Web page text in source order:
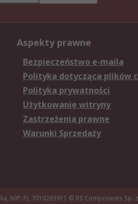
Aspekty prawne
Bezpieczeństwo e-maila
Polityka dotycząca plików
Polityka prywatności
Użytkowanie witryny
Zastrzeżenia prawne
Warunki Sprzedaży
NIP: PL 7010263911 © RS Components Sp.